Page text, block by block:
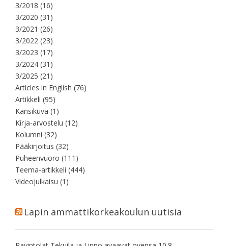
3/2018 (16)
3/2020 (31)
3/2021 (26)
3/2022 (23)
3/2023 (17)
3/2024 (31)
3/2025 (21)
Articles in English (76)
Artikkeli (95)
Kansikuva (1)
Kirja-arvostelu (12)
Kolumni (32)
Pääkirjoitus (32)
Puheenvuoro (111)
Teema-artikkeli (444)
Videojulkaisu (1)
Lapin ammattikorkeakoulun uutisia